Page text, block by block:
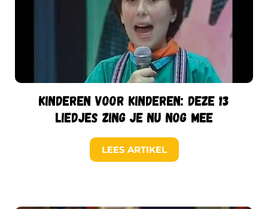
Kinderen voor Kinderen: deze 13
liedjes zing je nu nog mee
LEES ARTIKEL